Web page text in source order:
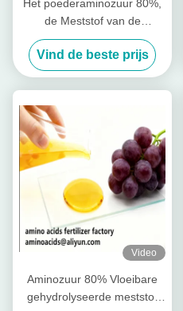
Het poederaminozuur 80%,
de Meststof van de
Aminozuurlandbouw
bevordert de Wortelgroei
Vind de beste prijs
Video
Aminozuur 80% Vloeibare
gehydrolyseerde meststof